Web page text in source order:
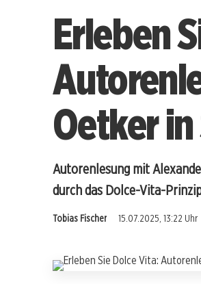
Erleben
Oetker
Autorenlesung mit
durch das Dolce-Vita-
Tobias Fischer 15.07.2025, 13:22 Uhr